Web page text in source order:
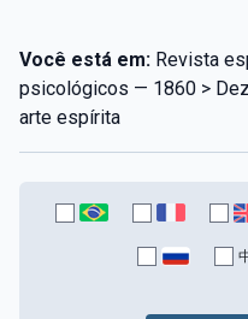
Você está em: Revista
psicológicos — 1860 >
arte espírita